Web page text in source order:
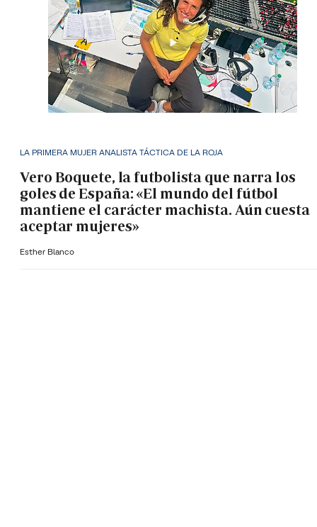
LA PRIMERA MUJER ANALISTA TÁCTICA DE LA ROJA
Vero Boquete, la futbolista que narra los
goles de España: «El mundo del fútbol
mantiene el carácter machista. Aún cuesta
aceptar mujeres»
Esther Blanco